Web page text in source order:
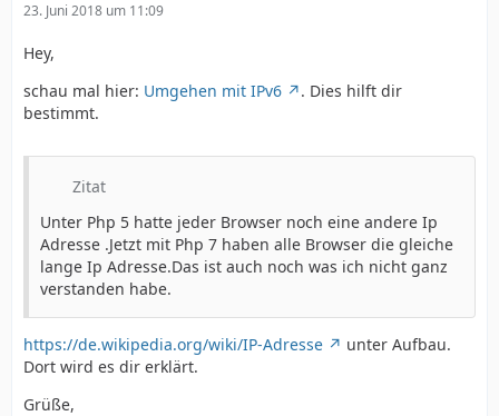
23. Juni 2018 um 11:09
Hey,
schau mal hier: Umgehen mit IPv6
. Dies hilft dir
bestimmt.
Zitat
Unter Php 5 hatte jeder Browser noch eine andere Ip
Adresse .Jetzt mit Php 7 haben alle Browser die gleiche
lange Ip Adresse.Das ist auch noch was ich nicht ganz
verstanden habe.
https://de.wikipedia.org/wiki/IP-Adresse
unter Aufbau.
Dort wird es dir erklärt.
Grüße,